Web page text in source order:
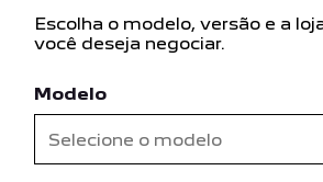
Escolha o modelo, versão e a
você deseja negociar.
Modelo
Selecione o modelo